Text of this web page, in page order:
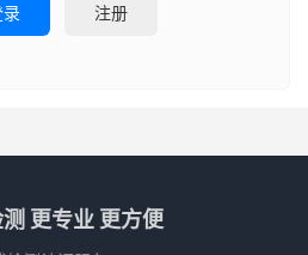
录 注册
更专业 更方便